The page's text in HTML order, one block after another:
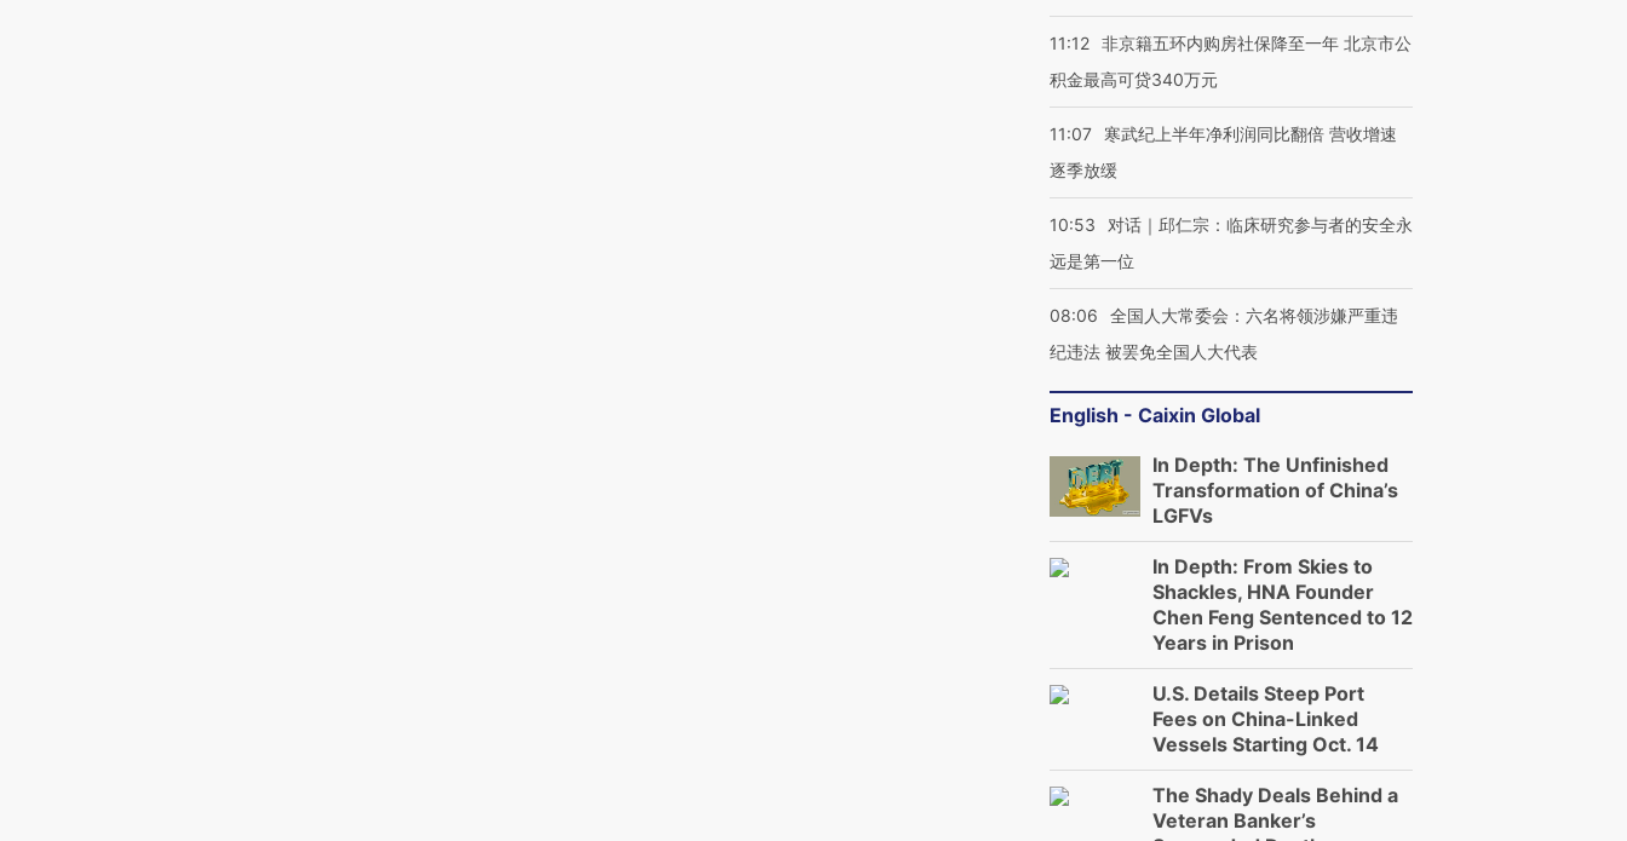
11:12 非京籍五环内购房社保降至一年 北京市公
积金最高可贷340万元
11:07
寒武纪上半年净利润同比翻倍 营收增速
逐季放缓
10:53
对话｜邱仁宗：临床研究参与者的安全永
远是第一位
08:06
全国人大常委会：六名将领涉嫌严重违
纪违法 被罢免全国人大代表
English - Caixin Global
In Depth: The Unfinished
Transformation of China’s
LGFVs
In Depth: From Skies to
Shackles, HNA Founder
Chen Feng Sentenced to 12
Years in Prison
U.S. Details Steep Port
Fees on China-Linked
Vessels Starting Oct. 14
The Shady Deals Behind a
Veteran Banker’s